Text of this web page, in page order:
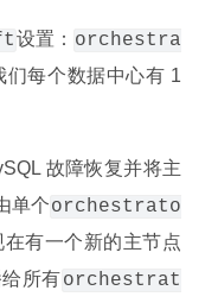
设置： orchestra
们每个数据中心有 1
故障恢复并将主
单个orchestrato
有一个新的主节点
所有orchestrat